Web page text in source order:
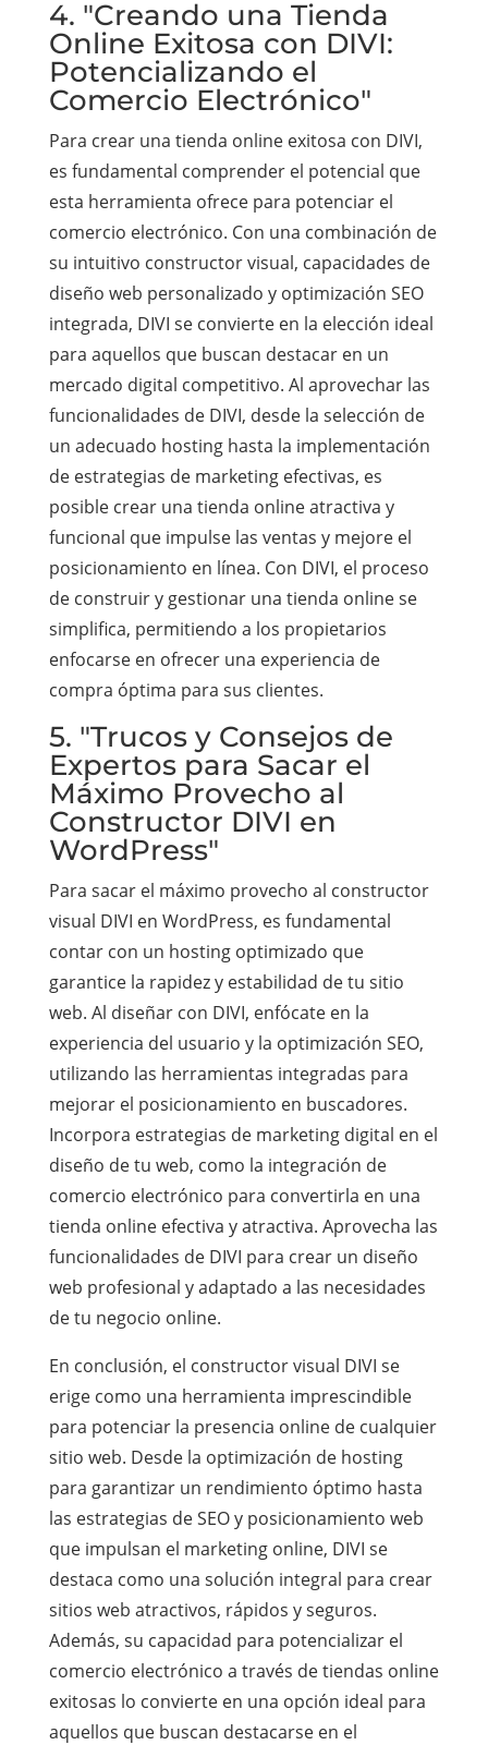
4. "Creando una Tienda
Online Exitosa con DIVI:
Potencializando el
Comercio Electrónico"
Para crear una tienda online exitosa con DIVI,
es fundamental comprender el potencial que
esta herramienta ofrece para potenciar el
comercio electrónico. Con una combinación de
su intuitivo constructor visual, capacidades de
diseño web personalizado y optimización SEO
integrada, DIVI se convierte en la elección ideal
para aquellos que buscan destacar en un
mercado digital competitivo. Al aprovechar las
funcionalidades de DIVI, desde la selección de
un adecuado hosting hasta la implementación
de estrategias de marketing efectivas, es
posible crear una tienda online atractiva y
funcional que impulse las ventas y mejore el
posicionamiento en línea. Con DIVI, el proceso
de construir y gestionar una tienda online se
simplifica, permitiendo a los propietarios
enfocarse en ofrecer una experiencia de
compra óptima para sus clientes.
5. "Trucos y Consejos de
Expertos para Sacar el
Máximo Provecho al
Constructor DIVI en
WordPress"
Para sacar el máximo provecho al constructor
visual DIVI en WordPress, es fundamental
contar con un hosting optimizado que
garantice la rapidez y estabilidad de tu sitio
web. Al diseñar con DIVI, enfócate en la
experiencia del usuario y la optimización SEO,
utilizando las herramientas integradas para
mejorar el posicionamiento en buscadores.
Incorpora estrategias de marketing digital en el
diseño de tu web, como la integración de
comercio electrónico para convertirla en una
tienda online efectiva y atractiva. Aprovecha las
funcionalidades de DIVI para crear un diseño
web profesional y adaptado a las necesidades
de tu negocio online.
En conclusión, el constructor visual DIVI se
erige como una herramienta imprescindible
para potenciar la presencia online de cualquier
sitio web. Desde la optimización de hosting
para garantizar un rendimiento óptimo hasta
las estrategias de SEO y posicionamiento web
que impulsan el marketing online, DIVI se
destaca como una solución integral para crear
sitios web atractivos, rápidos y seguros.
Además, su capacidad para potencializar el
comercio electrónico a través de tiendas online
exitosas lo convierte en una opción ideal para
aquellos que buscan destacarse en el